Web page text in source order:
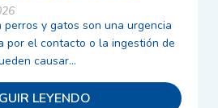
perros y gatos son una urgencia
por el contacto o la ingestión de
causar...
LEYENDO